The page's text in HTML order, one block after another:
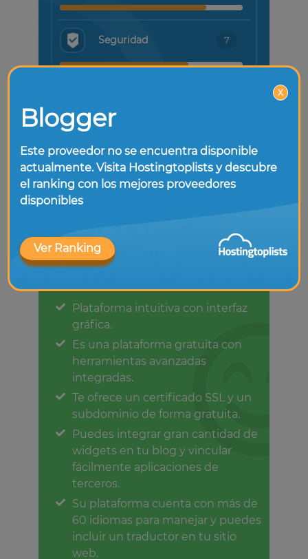
X
Blogger
Este proveedor no se encuentra disponible
actualmente. Visita Hostingtoplists y descubre
el ranking con los mejores proveedores
disponibles
Ver Ranking
Seguridad 7
Puntuación de
HostingTopLists
7.2
Plataforma intuitiva con interfaz
gráfica.
Es una plataforma gratuita con
herramientas avanzadas
integradas.
Te ofrece un certificado SSL y un
subdominio de forma gratuita.
Puedes integrar gran cantidad de
widgets en tu blog y vincular
fácilmente aplicaciones de
terceros.
Su plataforma cuenta con más de
60 idiomas para manejar y puedes
incluir un traductor en tu sitio
web.